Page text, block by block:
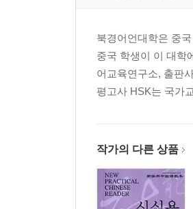
제16과 손쉽게 큰 돈을 법
제17과 영원한 사랑 영원
제18과 지구촌
제19과 우리의 생활
회화 배우기와 표현 다루
내공 쌓기_모범답안
어휘 색인
북경어언대학은 중
중국 학생이 이 대학
어교육연구소, 출판
평고사 HSK는 국가
작가의 다른 상품